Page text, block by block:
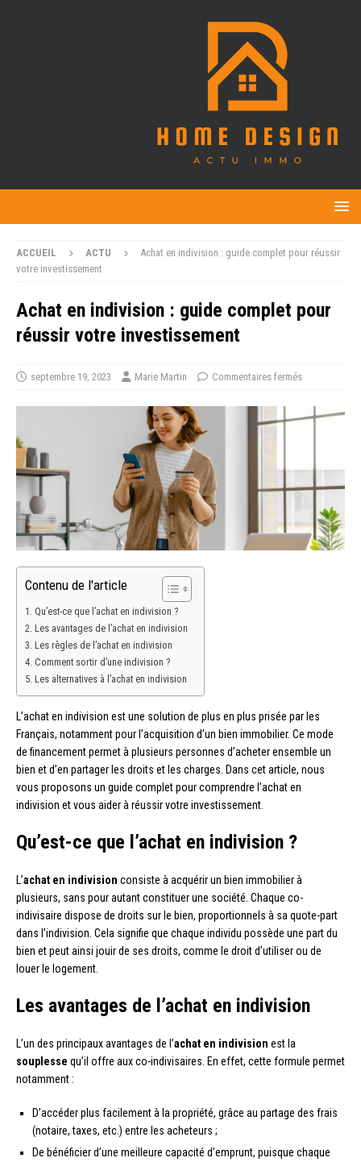
ACCUEIL ACTU
Achat en indivision : guide complet pour réussir
votre investissement
Achat en indivision : guide complet pour
réussir votre investissement
septembre 19, 2023 Marie Martin Commentaires fermés
Contenu de l'article
Qu’est-ce que l’achat en indivision ?
Les avantages de l’achat en indivision
Les règles de l’achat en indivision
Comment sortir d’une indivision ?
Les alternatives à l’achat en indivision
L’achat en indivision est une solution de plus en plus prisée par les
Français, notamment pour l’acquisition d’un bien immobilier. Ce mode
de financement permet à plusieurs personnes d’acheter ensemble un
bien et d’en partager les droits et les charges. Dans cet article, nous
vous proposons un guide complet pour comprendre l’achat en
indivision et vous aider à réussir votre investissement.
Qu’est-ce que l’achat en indivision ?
L’achat en indivision consiste à acquérir un bien immobilier à
plusieurs, sans pour autant constituer une société. Chaque co-
indivisaire dispose de droits sur le bien, proportionnels à sa quote-part
dans l’indivision. Cela signifie que chaque individu possède une part du
bien et peut ainsi jouir de ses droits, comme le droit d’utiliser ou de
louer le logement.
Les avantages de l’achat en indivision
L’un des principaux avantages de l’achat en indivision est la
souplesse qu’il offre aux co-indivisaires. En effet, cette formule permet
notamment :
D’accéder plus facilement à la propriété, grâce au partage des frais
(notaire, taxes, etc.) entre les acheteurs ;
De bénéficier d’une meilleure capacité d’emprunt, puisque chaque